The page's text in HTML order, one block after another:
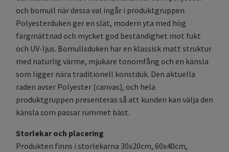
och bomull när dessa val ingår i produktgruppen.
Polyesterduken ger en slät, modern yta med hög
färgmättnad och mycket god beständighet mot fukt
och UV-ljus. Bomullsduken har en klassisk matt struktur
med naturlig värme, mjukare tonomfång och en känsla
som ligger nära traditionell konstduk. Den aktuella
raden avser Polyester (canvas), och hela
produktgruppen presenteras så att kunden kan välja den
känsla som passar rummet bäst.
Storlekar och placering
Produkten finns i storlekarna 30x20cm, 60x40cm,